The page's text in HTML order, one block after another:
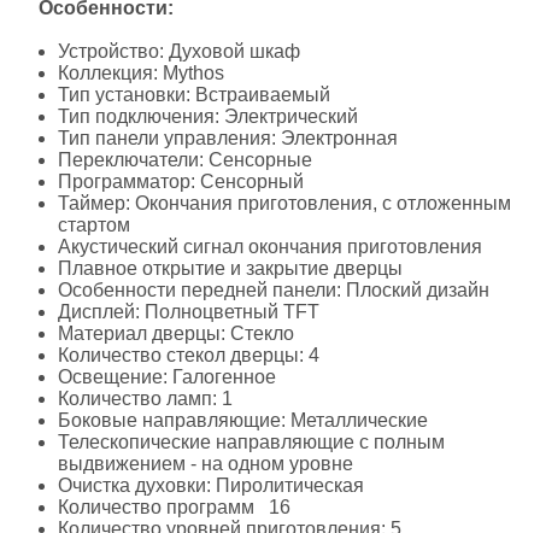
Особенности:
Устройство: Духовой шкаф
Коллекция: Mythos
Тип установки: Встраиваемый
Тип подключения: Электрический
Тип панели управления: Электронная
Переключатели: Сенсорные
Программатор: Сенсорный
Таймер: Окончания приготовления, с отложенным
стартом
Акустический сигнал окончания приготовления
Плавное открытие и закрытие дверцы
Особенности передней панели: Плоский дизайн
Дисплей: Полноцветный TFT
Материал дверцы: Стекло
Количество стекол дверцы: 4
Освещение: Галогенное
Количество ламп: 1
Боковые направляющие: Металлические
Телескопические направляющие с полным
выдвижением - на одном уровне
Очистка духовки: Пиролитическая
Количество программ 16
Количество уровней приготовления: 5